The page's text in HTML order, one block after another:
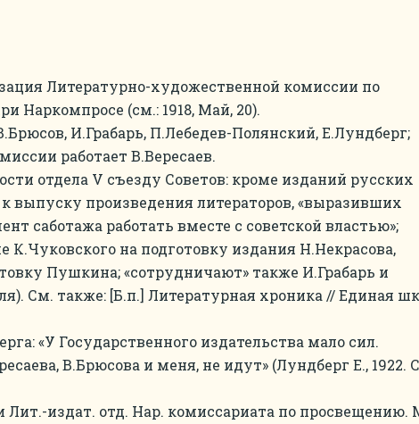
Литературно-художественной комиссии по
Наркомпросе (см.: 1918, Май, 20).
И.Грабарь, П.Лебедев-Полянский, Е.Лундберг;
работает В.Вересаев.
отдела V съезду Советов: кроме изданий русских
выпуску произведения литераторов, «выразивших
саботажа работать вместе с советской властью»;
К.Чуковского на подготовку издания Н.Некрасова,
Пушкина; «сотрудничают» также И.Грабарь и
См. также: [Б.п.] Литературная хроника // Единая
«У Государственного издательства мало сил.
В.Брюсова и меня, не идут» (Лундберг Е., 1922.
Лит.-издат. отд. Нар. комиссариата по просвещению.